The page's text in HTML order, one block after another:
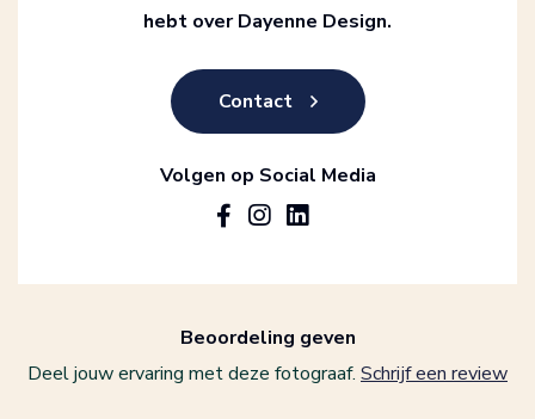
hebt over Dayenne Design.
Contact
Volgen op Social Media
Beoordeling geven
Deel jouw ervaring met deze fotograaf. Schrijf een review